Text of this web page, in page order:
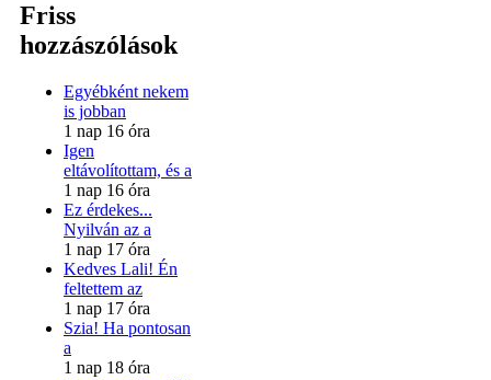
Friss
hozzászólások
Egyébként nekem
is jobban
1 nap 16 óra
Igen
eltávolítottam, és a
1 nap 16 óra
Ez érdekes...
Nyilván az a
1 nap 17 óra
Kedves Lali! Én
feltettem az
1 nap 17 óra
Szia! Ha pontosan
a
1 nap 18 óra